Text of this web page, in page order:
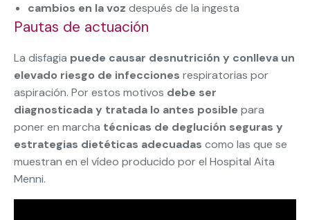
cambios en la voz después de la ingesta
Pautas de actuación
La disfagia puede causar desnutrición y conlleva un
elevado riesgo de infecciones respiratorias por
aspiración. Por estos motivos debe ser
diagnosticada y tratada lo antes posible para
poner en marcha técnicas de deglución seguras y
estrategias dietéticas adecuadas como las que se
muestran en el vídeo producido por el Hospital Aita
Menni.